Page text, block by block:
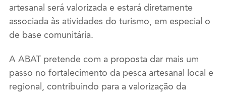
artesanal será valorizada e estará diretamente
associada às atividades do turismo, em especial o
de base comunitária.
A ABAT pretende com a proposta dar mais um
passo no fortalecimento da pesca artesanal local e
regional, contribuindo para a valorização da